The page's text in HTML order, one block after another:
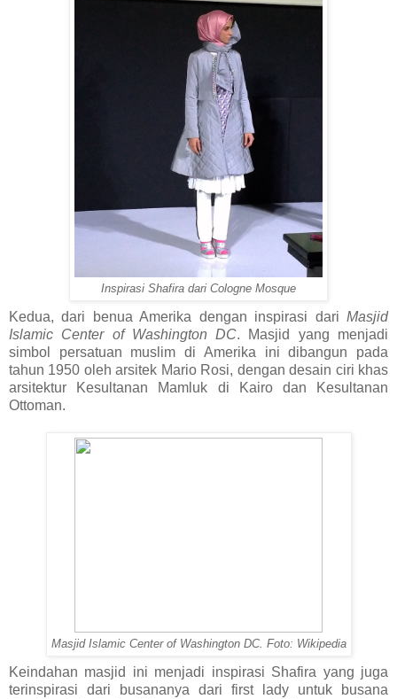
Inspirasi Shafira dari Cologne Mosque
Kedua, dari benua Amerika dengan inspirasi dari Masjid
Islamic Center of Washington DC. Masjid yang menjadi
simbol persatuan muslim di Amerika ini dibangun pada
tahun 1950 oleh arsitek Mario Rosi, dengan desain ciri khas
arsitektur Kesultanan Mamluk di Kairo dan Kesultanan
Ottoman.
Masjid Islamic Center of Washington DC. Foto: Wikipedia
Keindahan masjid ini menjadi inspirasi Shafira yang juga
terinspirasi dari busananya dari first lady untuk busana